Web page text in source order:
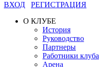
ВХОД
РЕГИСТРАЦИЯ
О КЛУБЕ
История
Руководство
Партнеры
Работники клуба
Арена